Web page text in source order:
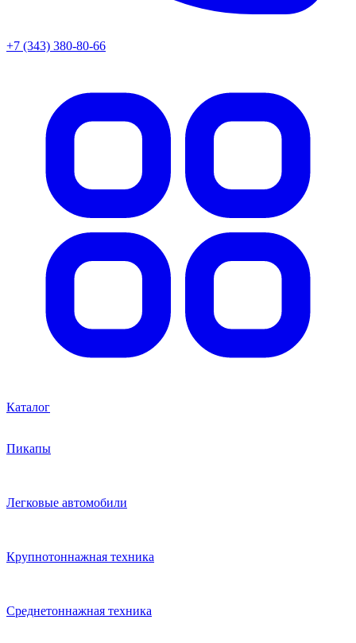
+7 (343) 380-80-66
Каталог
Пикапы
Легковые автомобили
Крупнотоннажная техника
Среднетоннажная техника